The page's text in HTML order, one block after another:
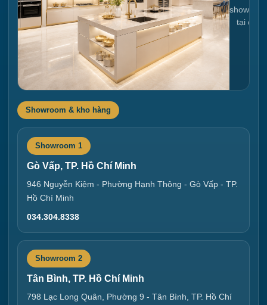
tại đây
Showroom & kho hàng
Showroom 1
Gò Vấp, TP. Hồ Chí Minh
946 Nguyễn Kiệm - Phường Hạnh Thông - Gò Vấp - TP.
Hồ Chí Minh
034.304.8338
Showroom 2
Tân Bình, TP. Hồ Chí Minh
798 Lạc Long Quân, Phường 9 - Tân Bình, TP. Hồ Chí